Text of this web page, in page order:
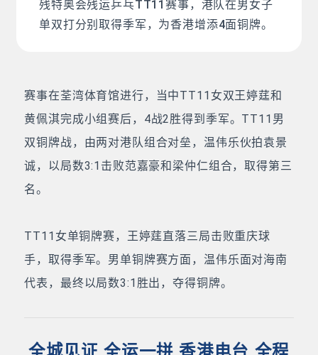
残特奥会残运乒乓TT11赛事，港队在男女子
单双打分别取得季军，为香港增添4面铜牌。
赛事在荃湾体育馆进行，当中TT11女双王婷莛和
黄佩淇完成小组赛后，4战2胜得到季军。TT11男
双铜牌战，由两对港队组合对垒，温伟乐伙拍袁景
诚，以局数3:1击败范嘉豪和梁仲仁组合，取得第三
名。
TT11女单铜牌赛，王婷莛直落三局击败重庆球
手，取得季军。男单铜牌赛方面，温伟乐面对海南
代表，最终以局数3:1胜出，夺得铜牌。